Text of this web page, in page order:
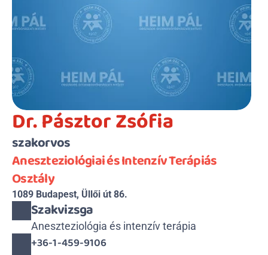
Dr. Pásztor Zsófia
szakorvos
Aneszteziológiai és Intenzív Terápiás
Osztály
1089 Budapest, Üllői út 86.
Szakvizsga
Aneszteziológia és intenzív terápia
+36-1-459-9106